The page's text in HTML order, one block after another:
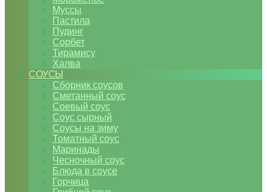
Муссы
Пастила
Пудинг
Сорбет
Тирамису
Халва
СОУСЫ
Сборник соусов
Сметанный соус
Соевый соус
Соус сырный
Соусы на зиму
Томатный соус
Маринады
Чесночный соус
Блюда в соусе
Горчица